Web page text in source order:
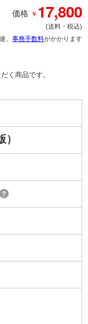
価格 ￥ 17,800
(送料・税込)
、 事務手数料がかかります
く商品です。
?